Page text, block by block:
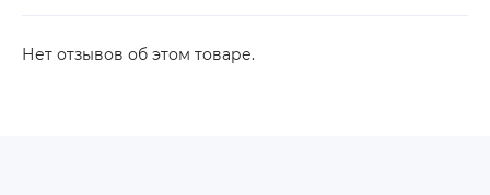
Нет отзывов об этом товаре.